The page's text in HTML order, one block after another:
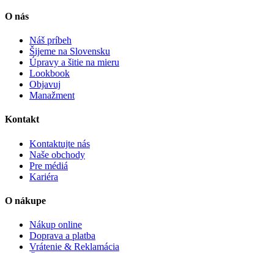
O nás
Náš príbeh
Šijeme na Slovensku
Úpravy a šitie na mieru
Lookbook
Objavuj
Manažment
Kontakt
Kontaktujte nás
Naše obchody
Pre médiá
Kariéra
O nákupe
Nákup online
Doprava a platba
Vrátenie & Reklamácia